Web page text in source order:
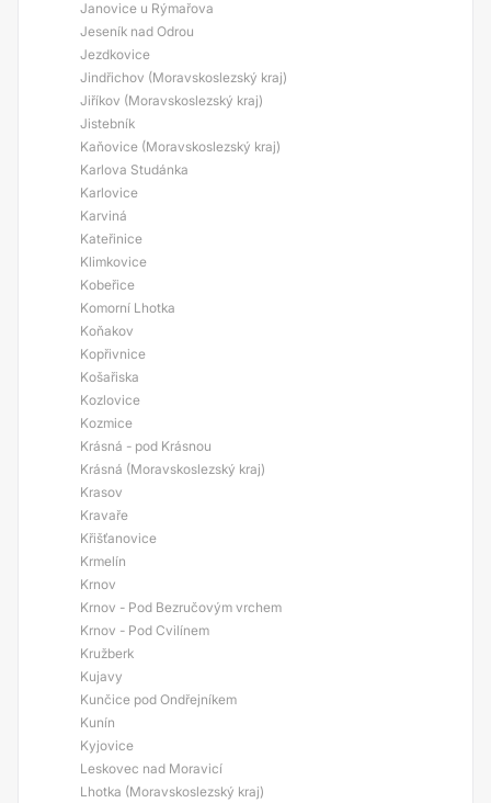
Janovice u Rýmařova
Jeseník nad Odrou
Jezdkovice
Jindřichov (Moravskoslezský kraj)
Jiříkov (Moravskoslezský kraj)
Jistebník
Kaňovice (Moravskoslezský kraj)
Karlova Studánka
Karlovice
Karviná
Kateřinice
Klimkovice
Kobeřice
Komorní Lhotka
Koňakov
Kopřivnice
Košařiska
Kozlovice
Kozmice
Krásná - pod Krásnou
Krásná (Moravskoslezský kraj)
Krasov
Kravaře
Křišťanovice
Krmelín
Krnov
Krnov - Pod Bezručovým vrchem
Krnov - Pod Cvilínem
Kružberk
Kujavy
Kunčice pod Ondřejníkem
Kunín
Kyjovice
Leskovec nad Moravicí
Lhotka (Moravskoslezský kraj)